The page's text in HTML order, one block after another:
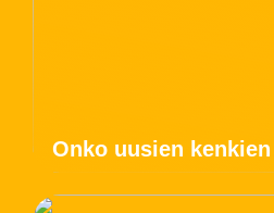
Onko uusien